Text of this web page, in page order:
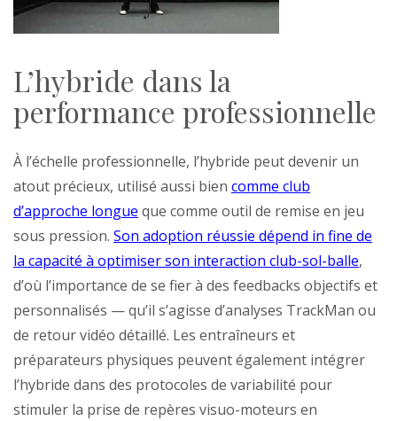
L’hybride dans la
performance professionnelle
À l’échelle professionnelle, l’hybride peut devenir un
atout précieux, utilisé aussi bien comme club
d’approche longue que comme outil de remise en jeu
sous pression. Son adoption réussie dépend in fine de
la capacité à optimiser son interaction club-sol-balle,
d’où l’importance de se fier à des feedbacks objectifs et
personnalisés — qu’il s’agisse d’analyses TrackMan ou
de retour vidéo détaillé. Les entraîneurs et
préparateurs physiques peuvent également intégrer
l’hybride dans des protocoles de variabilité pour
stimuler la prise de repères visuo-moteurs en